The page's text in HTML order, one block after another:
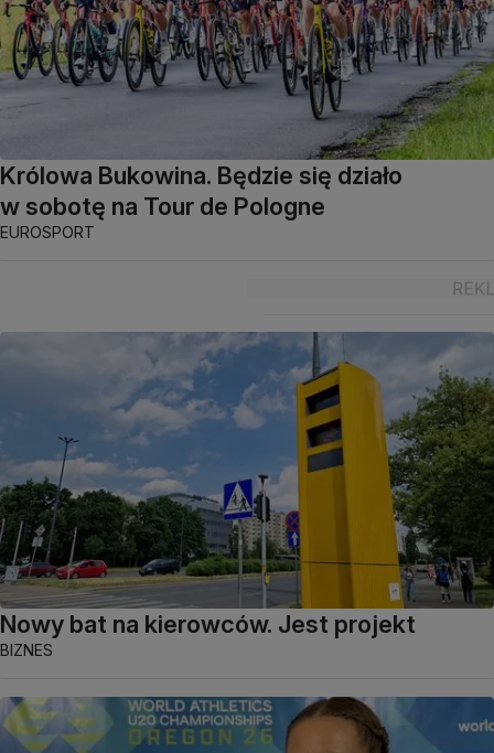
Królowa Bukowina. Będzie się działo
w sobotę na Tour de Pologne
EUROSPORT
Nowy bat na kierowców. Jest projekt
BIZNES